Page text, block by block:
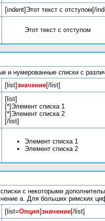
[indent]Этот текст с отступом[/
Этот текст с отступом
и нумерованные списки с
[list]значение[/list]
[list]
[*]Элемент списка 1
[*]Элемент списка 2
[/list]
Элемент списка 1
Элемент списка 2
с некоторыми
а. Для больших римских
[list=Опция]значение[/list]